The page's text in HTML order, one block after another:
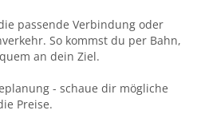
passende Verbindung oder
So kommst du per Bahn,
an dein Ziel.
- schaue dir mögliche
Preise.